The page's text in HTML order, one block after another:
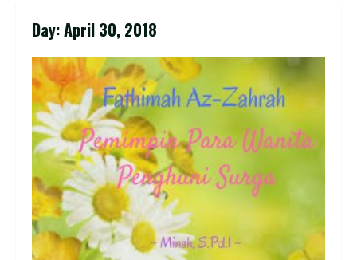
Day:April 30, 2018